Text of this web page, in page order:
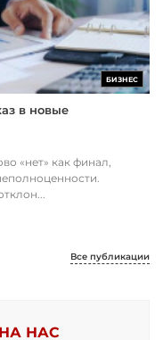
БИЗНЕС
в новые
«нет» как финал,
Все публикации
НАС